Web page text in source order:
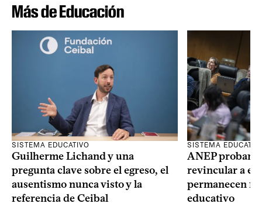
Más de Educación
SISTEMA EDUCATIVO
Guilherme Lichand y una
pregunta clave sobre el egreso, el
ausentismo nunca visto y la
referencia de Ceibal
SISTEMA
ANEP probará
revincular a
permanecen
educativo